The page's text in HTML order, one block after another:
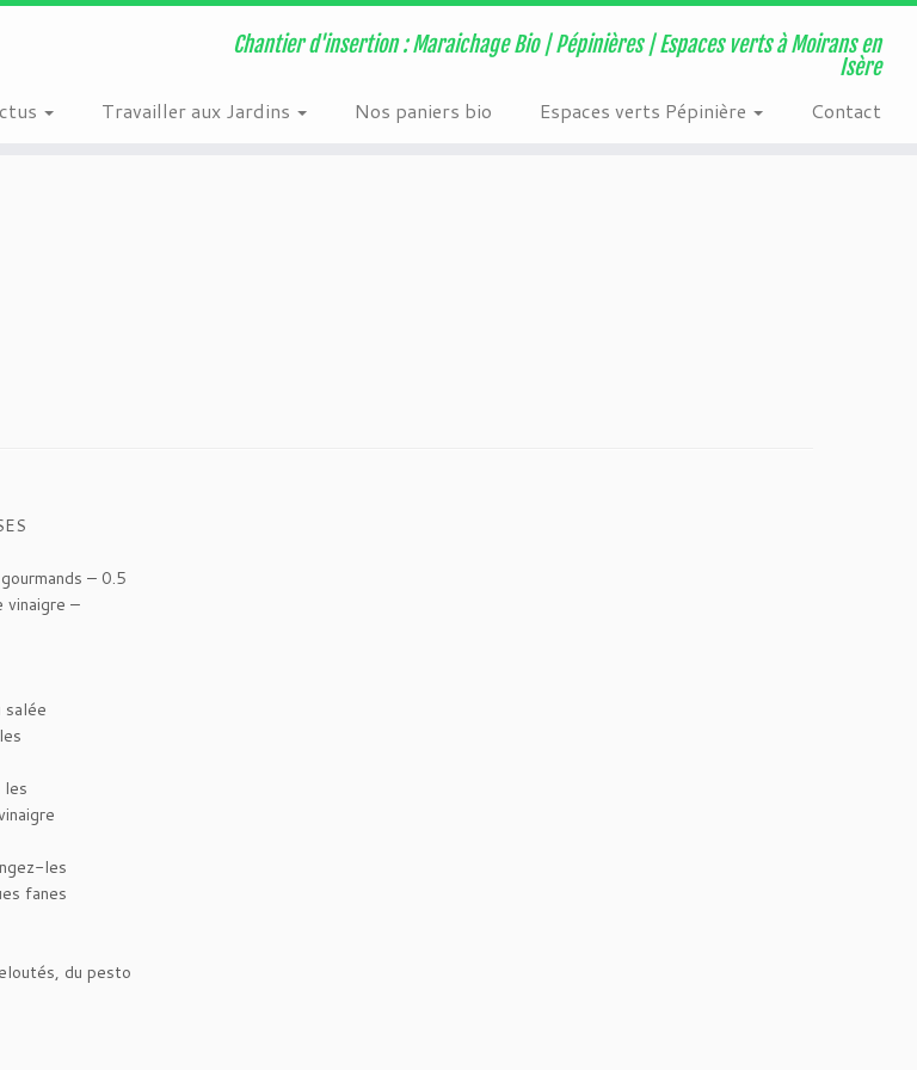
www/wordpress/wordpress/wp-content/plugins/page-visit-counter/public/class-page-visit-counter-public.php
Chantier d'insertion : Maraichage Bio | Pépinières | Espaces verts à Moirans en
Isère
Travailler aux Jardins Nos paniers bio Espaces verts Pépinière Contact
– 0.5
vinaigre –
salée
les
les
fanes
du pesto